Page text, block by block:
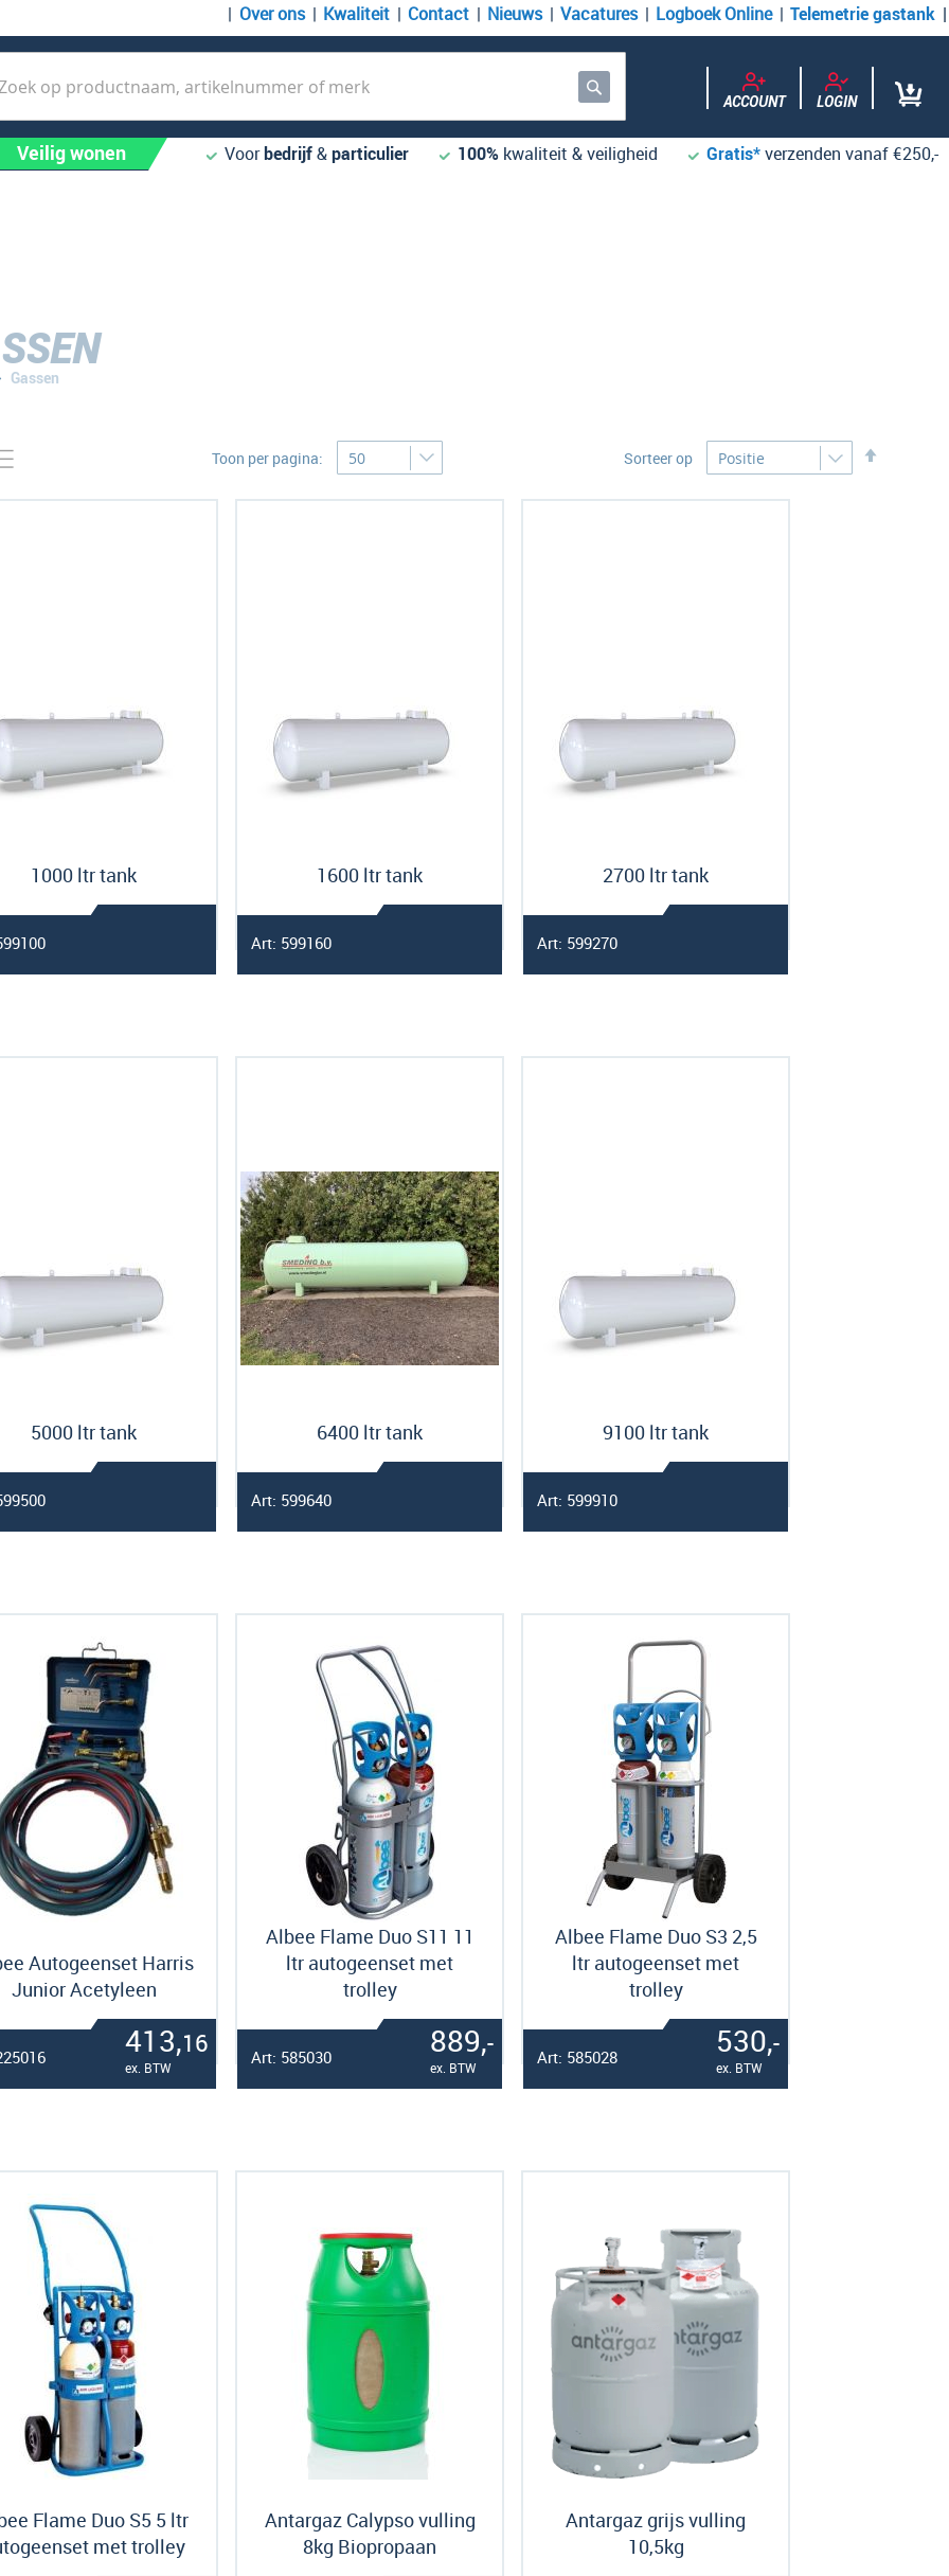
Over ons Kwaliteit Contact Nieuws Vacatures Logboek Online Telemetrie gastank
Zoek ACCOUNT LOGIN
Veilig wonen Voorbedrijf&particulier 100% kwaliteit & veiligheid Gratis*verzenden vanaf €250,-
Gassen
Lijst Toon per pagina: Sorteer op
1000 ltr tank 1600 ltr tank
Art: 599160
2700 ltr tank
Art: 599270
5000 ltr tank 6400 ltr tank
Art: 599640
9100 ltr tank
Art: 599910
Autogeenset Harris
Junior Acetyleen
413,16
ex. BTW
Albee Flame Duo S11 11
ltr autogeenset met
trolley
889,-
ex. BTW
Art: 585030
Albee Flame Duo S3 2,5
ltr autogeenset met
trolley
530,-
ex. BTW
Art: 585028
Flame Duo S5 5 ltr
met trolley
Antargaz Calypso vulling
8kg Biopropaan
Antargaz grijs vulling
10,5kg